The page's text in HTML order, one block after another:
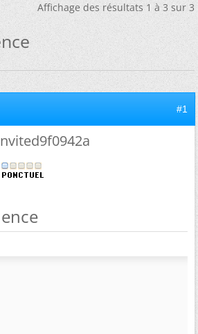
Affichage des résultats 1 à 3 sur 3
#1